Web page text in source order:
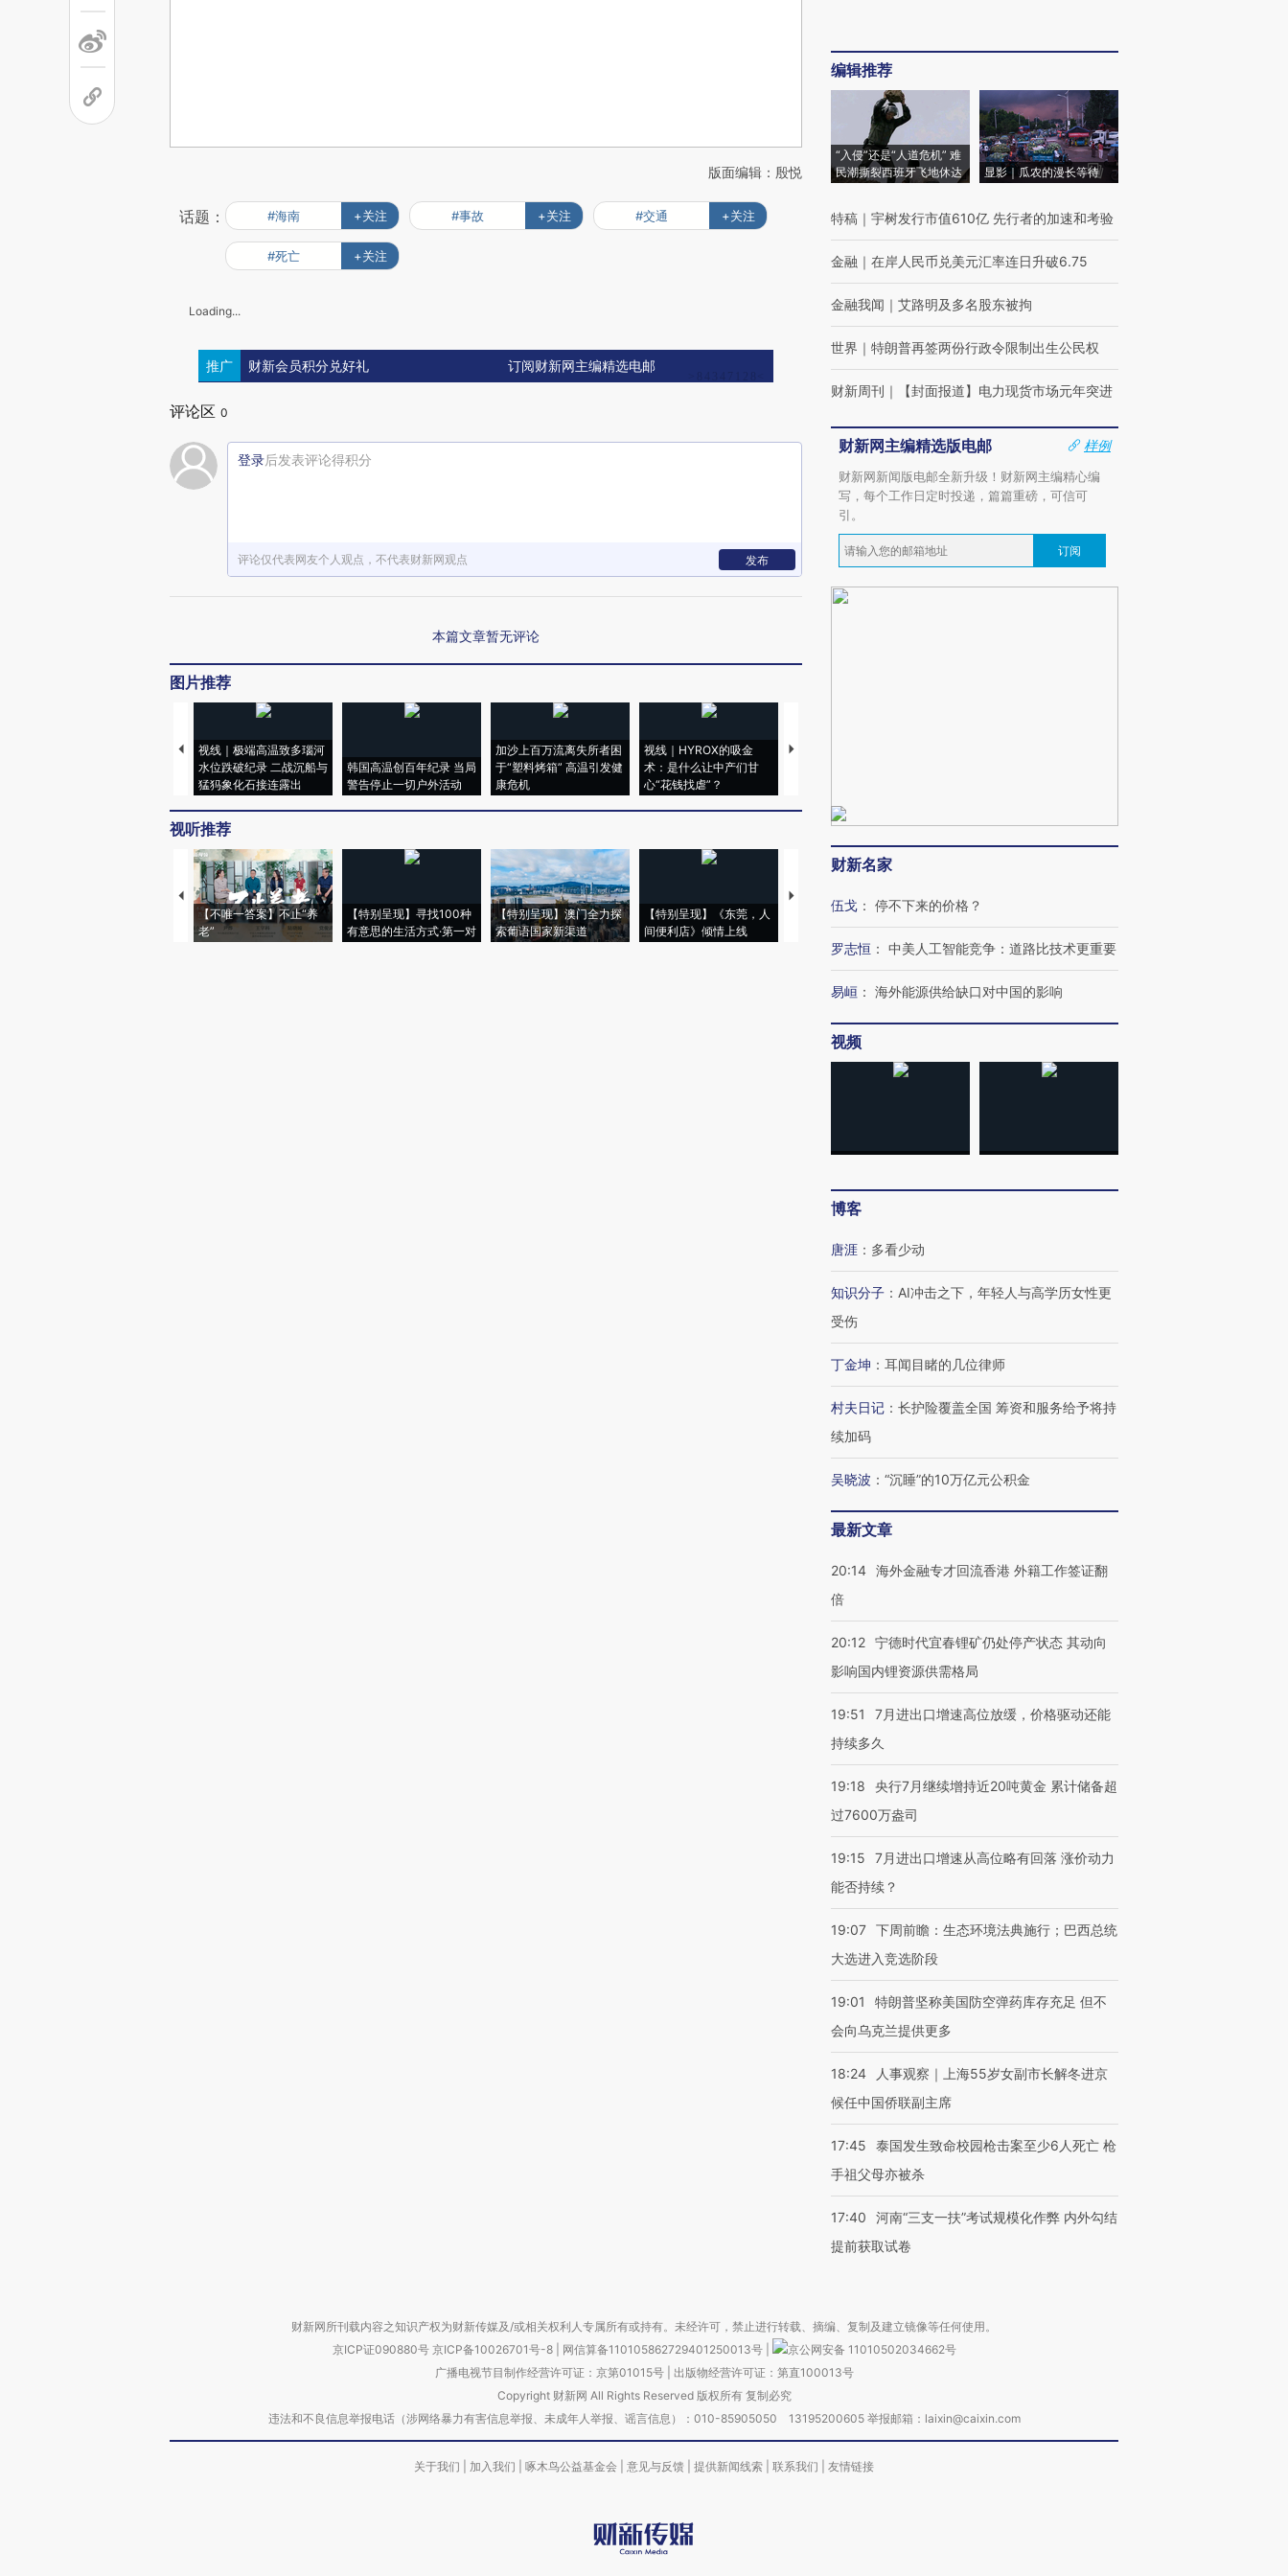
版面编辑：殷悦
话题： #海南 +关注 #事故 +关注 #交通 +关注
#死亡 +关注
Loading...
推广 财新会员积分兑好礼 订阅财新网主编精选电邮
评论区 0
登录后发表评论得积分
评论仅代表网友个人观点，不代表财新网观点 发布
本篇文章暂无评论
图片推荐
视线｜极端高温致多瑙河
水位跌破纪录 二战沉船与
猛犸象化石接连露出
韩国高温创百年纪录 当局
警告停止一切户外活动
加沙上百万流离失所者困
于“塑料烤箱” 高温引发健
康危机
视线｜HYROX的吸金
术：是什么让中产们甘
心“花钱找虐”？
马航飞行员跨国走私7万
视听推荐
【不唯一答案】不止“养
老”
【特别呈现】寻找100种
有意思的生活方式·第一对
【特别呈现】澳门全力探
索葡语国家新渠道
【特别呈现】《东莞，人
间便利店》倾情上线
【推广】走进第四届链博
会，让数智科技“链”接产
【特别呈现】寻找100种
有意思的生活方式·第三对
住三大增长引擎是什么？
编辑推荐
“入侵”还是“人道危机” 难
民潮撕裂西班牙飞地休达
显影｜瓜农的漫长等待
特稿 ｜ 宇树发行市值610亿 先行者的加速和考验
金融 ｜ 在岸人民币兑美元汇率连日升破6.75
金融我闻 ｜ 艾路明及多名股东被拘
世界 ｜ 特朗普再签两份行政令限制出生公民权
财新周刊 ｜ 【封面报道】电力现货市场元年突进
财新网主编精选版电邮
样例
财新网新闻版电邮全新升级！财新网主编精心编
写，每个工作日定时投递，篇篇重磅，可信可
引。
订阅
财新名家
伍戈 ： 停不下来的价格？
罗志恒 ： 中美人工智能竞争：道路比技术更重要
易峘 ： 海外能源供给缺口对中国的影响
视频
博客
唐涯 ： 多看少动
知识分子 ： AI冲击之下，年轻人与高学历女性更
受伤
丁金坤 ： 耳闻目睹的几位律师
村夫日记 ： 长护险覆盖全国 筹资和服务给予将持
续加码
吴晓波 ： “沉睡”的10万亿元公积金
最新文章
20:14 海外金融专才回流香港 外籍工作签证翻
倍
20:12 宁德时代宜春锂矿仍处停产状态 其动向
影响国内锂资源供需格局
19:51
7月进出口增速高位放缓，价格驱动还能
持续多久
19:18
央行7月继续增持近20吨黄金 累计储备超
过7600万盎司
19:15
7月进出口增速从高位略有回落 涨价动力
能否持续？
19:07 下周前瞻：生态环境法典施行；巴西总统
大选进入竞选阶段
19:01
特朗普坚称美国防空弹药库存充足 但不
会向乌克兰提供更多
18:24
人事观察｜上海55岁女副市长解冬进京
候任中国侨联副主席
17:45
泰国发生致命校园枪击案至少6人死亡 枪
手祖父母亦被杀
17:40
河南“三支一扶”考试规模化作弊 内外勾结
提前获取试卷
财新网所刊载内容之知识产权为财新传媒及/或相关权利人专属所有或持有。未经许可，禁止进行转载、摘编、复制及建立镜像等任何使用。
京ICP证090880号 京ICP备10026701号-8 网信算备110105862729401250013号
京公网安备 11010502034662号
广播电视节目制作经营许可证：京第01015号| 出版物经营许可证：第直100013号
Copyright 财新网 All Rights Reserved 版权所有 复制必究
违法和不良信息举报电话（涉网络暴力有害信息举报、未成年人举报、谣言信息）：010-85905050 13195200605 举报邮箱：laixin@caixin.com
关于我们 加入我们 啄木鸟公益基金会 意见与反馈 提供新闻线索 联系我们 友情链接